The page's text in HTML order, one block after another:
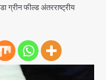
ग्रीन फील्ड अंतरराष्ट्रीय
के घेरे में प्लानिंग
तेज